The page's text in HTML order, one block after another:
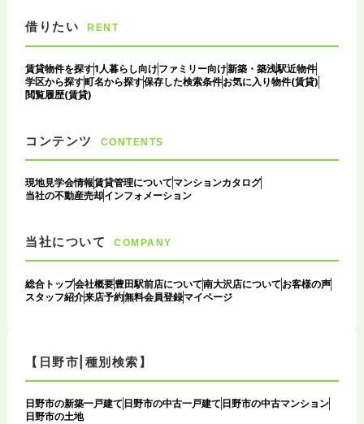
借りたい RENT
賃貸物件を探す1人暮らし向けファミリー向け新築・築浅駅近物件
学区から探す町名から探す保存した検索条件お気に入り物件(賃貸)
閲覧履歴(賃貸)
コンテンツ CONTENTS
現地見学会情報賃貸管理について マンションカタログ
当社の不動産売却インフォメーション
当社について COMPANY
総合トップ会社概要豊田駅前店について南大沢店について お客様の声
スタッフ紹介来店予約無料会員登録マイページ
【日野市|種別検索】
日野市の新築一戸建て 日野市の中古一戸建て 日野市の中古マンション
日野市の土地